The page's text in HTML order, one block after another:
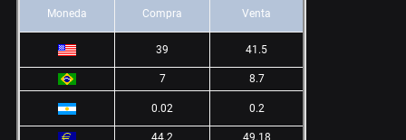
Moneda Compra Venta
39 41.5
7 8.7
0.02 0.2
44.2
49.18